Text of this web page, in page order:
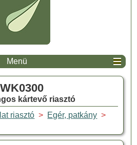
Menü
WK0300
kártevő riasztó
riasztó > Egér, patkány >